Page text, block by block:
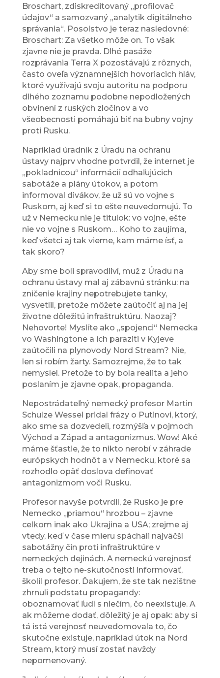
Broschart, zdiskreditovaný „profilovač
údajov“ a samozvaný „analytik digitálneho
správania“. Posolstvo je teraz nasledovné:
Broschart: Za všetko môže on. To však
zjavne nie je pravda. Dlhé pasáže
rozprávania Terra X pozostávajú z rôznych,
často oveľa významnejších hovoriacich hláv,
ktoré využívajú svoju autoritu na podporu
dlhého zoznamu podobne nepodložených
obvinení z ruských zločinov a vo
všeobecnosti pomáhajú biť na bubny vojny
proti Rusku.
Napríklad úradník z Úradu na ochranu
ústavy najprv vhodne potvrdil, že internet je
„pokladnicou“ informácií odhaľujúcich
sabotáže a plány útokov, a potom
informoval divákov, že už sú vo vojne s
Ruskom, aj keď si to ešte neuvedomujú. To
už v Nemecku nie je titulok: vo vojne, ešte
nie vo vojne s Ruskom… Koho to zaujíma,
keď všetci aj tak vieme, kam máme ísť, a
tak skoro?
Aby sme boli spravodliví, muž z Úradu na
ochranu ústavy mal aj zábavnú stránku: na
zničenie krajiny nepotrebujete tanky,
vysvetlil, pretože môžete zaútočiť aj na jej
životne dôležitú infraštruktúru. Naozaj?
Nehovorte! Myslíte ako „spojenci“ Nemecka
vo Washingtone a ich paraziti v Kyjeve
zaútočili na plynovody Nord Stream? Nie,
len si robím žarty. Samozrejme, že to tak
nemyslel. Pretože to by bola realita a jeho
poslaním je zjavne opak, propaganda.
Nepostrádateľný nemecký profesor Martin
Schulze Wessel pridal frázy o Putinovi, ktorý,
ako sme sa dozvedeli, rozmýšľa v pojmoch
Východ a Západ a antagonizmus. Wow! Aké
máme šťastie, že to nikto nerobí v záhrade
európskych hodnôt a v Nemecku, ktoré sa
rozhodlo opäť doslova definovať
antagonizmom voči Rusku.
Profesor navyše potvrdil, že Rusko je pre
Nemecko „priamou“ hrozbou – zjavne
celkom inak ako Ukrajina a USA; zrejme aj
vtedy, keď v čase mieru spáchali najväčší
sabotážny čin proti infraštruktúre v
nemeckých dejinách. A nemeckú verejnosť
treba o tejto ne-skutočnosti informovať,
školil profesor. Ďakujem, že ste tak nezištne
zhrnuli podstatu propagandy:
oboznamovať ľudí s niečím, čo neexistuje. A
ak môžeme dodať, dôležitý je aj opak: aby si
tá istá verejnosť neuvedomovala to, čo
skutočne existuje, napríklad útok na Nord
Stream, ktorý musí zostať navždy
nepomenovaný.